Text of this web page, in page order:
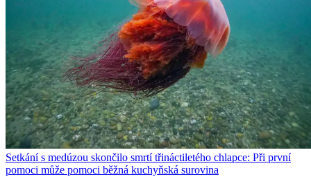
Setkání s medúzou skončilo smrtí třináctiletého chlapce: Při první
pomoci může pomoci běžná kuchyňská surovina